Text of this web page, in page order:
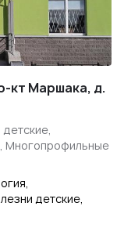
кт Маршака, д.
Многопрофильные
детские,